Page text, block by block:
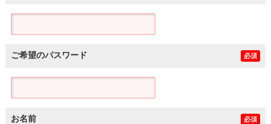
ご希望のパスワード 必須
お名前 必須